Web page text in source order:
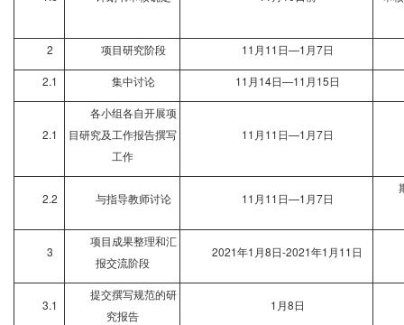
2 项目研究阶段 11 月11日—1月7日
2.1 集中讨论 11 月14日—11月15日
2.1
各小组各自开展项
目研究及工作报告撰写
工作
11 月11日—1月7日
2.2 与指导教师讨论 11 月11日—1月7日
3
项目成果整理和汇
报交流阶段
2021年1月8日-2021年1月11日
3.1
提交撰写规范的研
究报告
1 月8日